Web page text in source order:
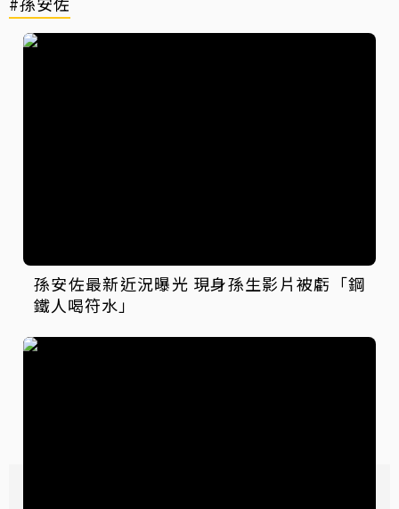
孫安佐最新近況曝光 現身孫生影片被虧「鋼
鐵人喝符水」